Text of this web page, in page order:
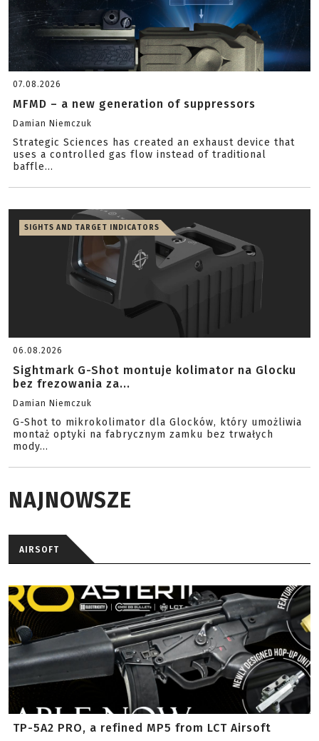
07.08.2026
MFMD – a new generation of suppressors
Damian Niemczuk
Strategic Sciences has created an exhaust device that
uses a controlled gas flow instead of traditional
baffle...
SIGHTS AND TARGET INDICATORS
06.08.2026
Sightmark G-Shot montuje kolimator na Glocku
bez frezowania za...
Damian Niemczuk
G-Shot to mikrokolimator dla Glocków, który umożliwia
montaż optyki na fabrycznym zamku bez trwałych
mody...
NAJNOWSZE
AIRSOFT
TP-5A2 PRO, a refined MP5 from LCT Airsoft